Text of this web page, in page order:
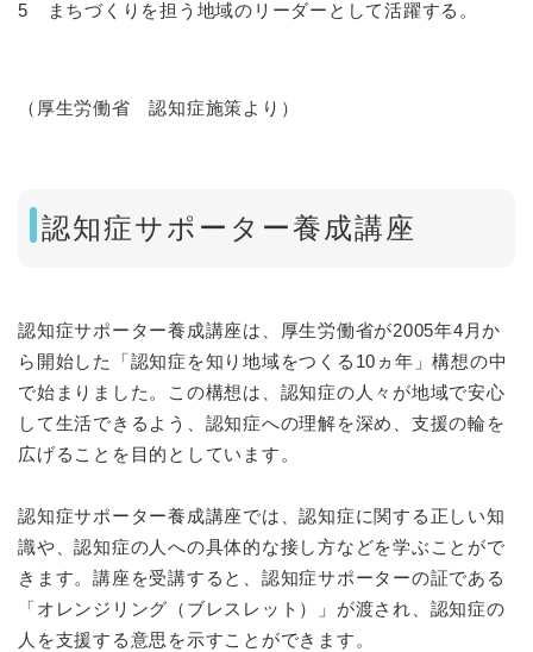
5 まちづくりを担う地域のリーダーとして活躍する。
（厚生労働省 認知症施策より）
認知症サポーター養成講座
認知症サポーター養成講座は、厚生労働省が2005年4月か
ら開始した「認知症を知り地域をつくる10ヵ年」構想の中
で始まりました。この構想は、認知症の人々が地域で安心
して生活できるよう、認知症への理解を深め、支援の輪を
広げることを目的としています。
認知症サポーター養成講座では、認知症に関する正しい知
識や、認知症の人への具体的な接し方などを学ぶことがで
きます。講座を受講すると、認知症サポーターの証である
「オレンジリング（ブレスレット）」が渡され、認知症の
人を支援する意思を示すことができます。